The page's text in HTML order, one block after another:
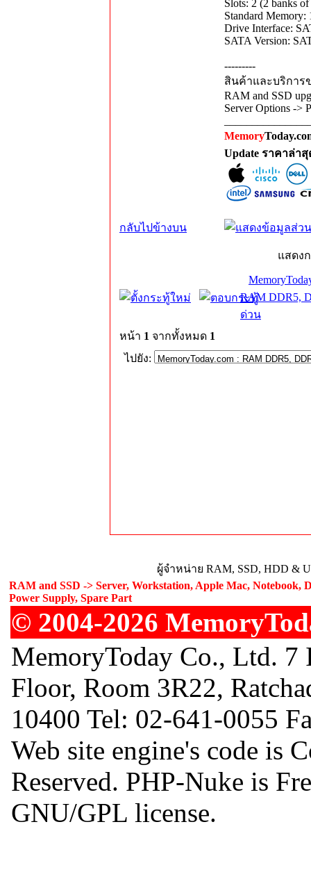
Slots: 2 (2 banks
Standard Memory:
Drive Interface:
SATA Version:
---------
สินค้าและบริการ
RAM and SSD
Server Options ->
Memory
Update ราคาล่า
กลับไปข้างบน
แสดง
RAM DDR5,
ด่วน
หน้า 1 จากทั้งหมด 1
ไปยัง:
ผู้จำหน่าย RAM, SSD, HDD &
RAM and SSD -> Server, Workstation, Apple Mac, Notebook,
Power Supply, Spare Part
© 2004-2026
MemoryToday Co., Ltd.
Floor, Room 3R22,
10400 Tel: 02-641-0055
Web site engine's code is
Reserved. PHP-Nuke is
GNU/GPL license.